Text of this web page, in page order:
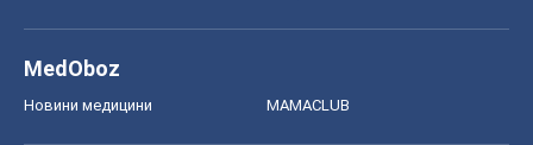
MedOboz
Новини медицини MAMACLUB